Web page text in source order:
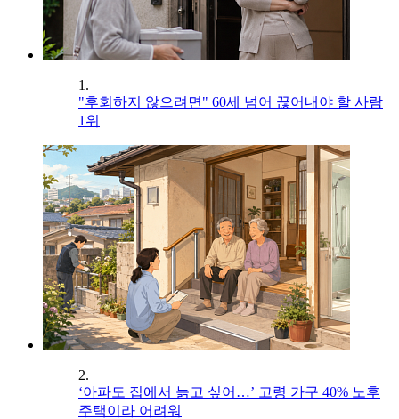
1.
"후회하지 않으려면" 60세 넘어 끊어내야 할 사람
1위
2.
‘아파도 집에서 늙고 싶어…’ 고령 가구 40% 노후
주택이라 어려워